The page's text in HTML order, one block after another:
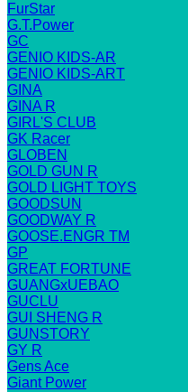
FurStar
G.T.Power
GC
GENIO KIDS-AR
GENIO KIDS-ART
GINA
GINA R
GIRL'S CLUB
GK Racer
GLOBEN
GOLD GUN R
GOLD LIGHT TOYS
GOODSUN
GOODWAY R
GOOSE.ENGR TM
GP
GREAT FORTUNE
GUANGxUEBAO
GUCLU
GUI SHENG R
GUNSTORY
GY R
Gens Ace
Giant Power